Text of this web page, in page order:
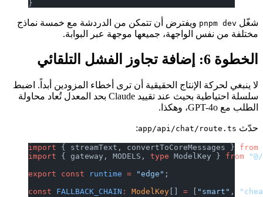
شغّل pnpm devويفترض أن تتمكن من الدردشة مع خمسة نماذج
مختلفة من نفس الواجهة، جميعها موجهة عبر البوابة.
الخطوة 6: إضافة تجاوز الفشل التلقائي
لا ينبغي لحركة الإنتاج الحقيقية أن ترى أخطاء المزودين أبداً. اضبط
سلسلة احتياطية بحيث عند تقييد Claude بحد المعدل تُعاد محاولة
الطلب مع GPT-4o، وهكذا.
حدّثapp/api/chat/route.ts
:
import { streamText, convertToCoreMessages } from
import { gateway, MODELS, type ModelKey } from
export const runtime = "edge"
const FALLBACK_CHAIN ModelKey [] [ "smart" ,